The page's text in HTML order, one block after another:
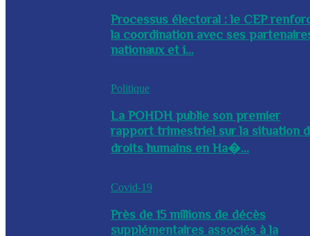
Processus électoral : le CEP
la coordination avec ses
nationaux et i...
Politique
La POHDH publie son premier
rapport trimestriel sur la situation
droits humains en Ha�...
Covid-19
Près de 15 millions de décès
supplémentaires associés à la